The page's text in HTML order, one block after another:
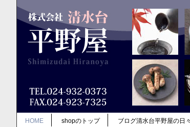
HOME shopのトップ ブログ清水台平野屋の日々